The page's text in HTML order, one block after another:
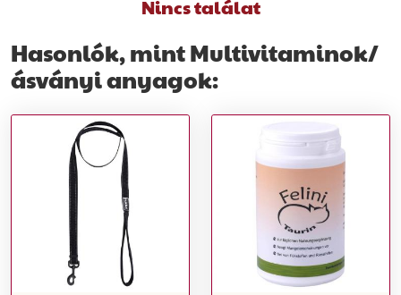
Nincs találat
Hasonlók, mint Multivitaminok/
ásványi anyagok: